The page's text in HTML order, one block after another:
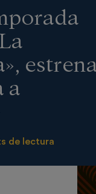
estrena
a
de lectura